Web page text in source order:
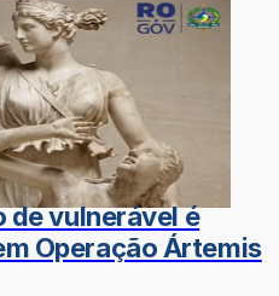
de vulnerável é
Operação Ártemis